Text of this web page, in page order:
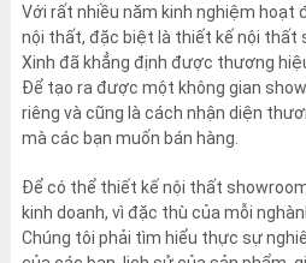
Với rất nhiều năm kinh nghiệm hoạt
nội thất, đặc biệt là thiết kế nội thất
Xinh đã khẳng định được thương
Để tạo ra được một không gian
riêng và cũng là cách nhận diện
mà các bạn muốn bán hàng.
Để có thể thiết kế nội thất
kinh doanh, vì đặc thù của mỗi
Chúng tôi phải tìm hiểu thực sự